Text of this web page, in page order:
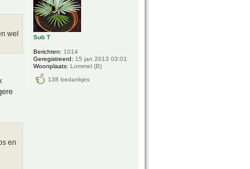
wel
en
Sub T
Berichten: 1014
Geregistreerd: 15 jan 2013 03:01
Woonplaats: Lommel (B)
138 bedankjes